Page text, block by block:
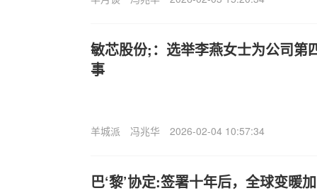
敏芯股份;：选举李燕女士为公司第
事
羊城派 冯兆华 2026-02-04 10:57:34
巴‘黎’协定:签署十年后，全球变暖